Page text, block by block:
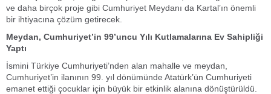
ve daha birçok proje gibi Cumhuriyet Meydanı da Kartal’ın önemli
bir ihtiyacına çözüm getirecek.
Meydan, Cumhuriyet’in 99’uncu Yılı Kutlamalarına Ev Sahipliği
Yaptı
İsmini Türkiye Cumhuriyeti’nden alan mahalle ve meydan,
Cumhuriyet’in ilanının 99. yıl dönümünde Atatürk’ün Cumhuriyeti
emanet ettiği çocuklar için büyük bir etkinlik alanına dönüştürüldü.